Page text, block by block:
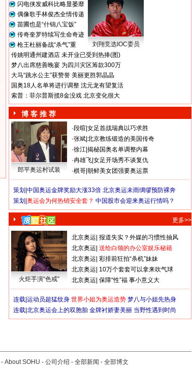
闪电侠发威科比略显萎靡
偶像歌手林俊杰全情传递
苗圃也是“什锦八宝饭”
传奇奎罗特续写生命奇迹
枪王杜丽备战“杀气”重
刘翔竞选IOC委员
传姚明通州建酒店 未开业已受到热捧(图)
梦八出席慈善晚宴 为四川灾区筹款300万
大马“跳水公主”获赞誉 美丽更胜郭晶晶
国奥18人名单将进行调整 沈元龙有望复活
索普：菲尔普斯揽8金没戏 北京变化很大
博 客 推 荐
郎平奥运村试装
·段暄 女足首战瑞典以巧求胜
·张斌 北京教练锻造的美国传奇
·徐江 揭秘国奥名单调整内幕
·冉雄飞 女足开场秀不谈复仇
·棋哥 朝鲜美女团强要奥运票
策划| 中国奥运金牌奖励大涨33倍 北京奥运未雨绸缪预防裸奔
策划| 奥运会为何热销安全套？ 中国股市会迎来奥运行情吗？
更多>>
火炬手演“色戒”
北京奥运 报道失实？外媒的习惯性抽风
北京奥运 送给白领的办公室娱乐秘籍
北京奥运 彩排前狂拍“杀机”妹妹
北京奥运 10万个套套可以拿来吹气球
北京奥运 保障“性”福 事小意义大
连载| 运动员超猛纹身 世界小姐为奥运造势 梦八与小姐先热身
连载| 北京奥运会上的双胞胎 金牌衬娇妻美丽 当野性遇到时尚
- About SOHU - 公司介绍 - 全部新闻 - 全部博文